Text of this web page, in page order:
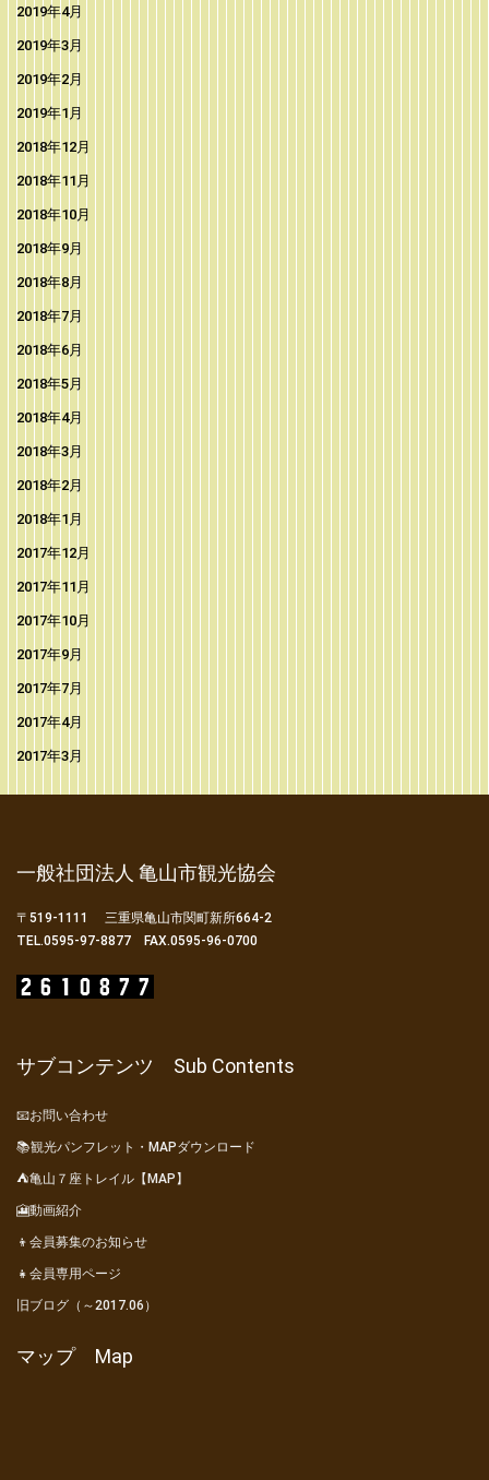
2019年4月
2019年3月
2019年2月
2019年1月
2018年12月
2018年11月
2018年10月
2018年9月
2018年8月
2018年7月
2018年6月
2018年5月
2018年4月
2018年3月
2018年2月
2018年1月
2017年12月
2017年11月
2017年10月
2017年9月
2017年7月
2017年4月
2017年3月
一般社団法人 亀山市観光協会
〒519-1111 三重県亀山市関町新所664-2
TEL.0595-97-8877 FAX.0595-96-0700
サブコンテンツ Sub Contents
📧お問い合わせ
📚観光パンフレット・MAPダウンロード
⛺亀山７座トレイル【MAP】
🎦動画紹介
👦会員募集のお知らせ
👧会員専用ページ
旧ブログ（～2017.06）
マップ Map